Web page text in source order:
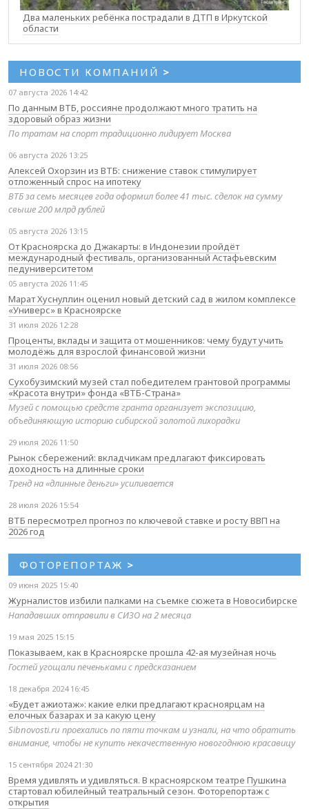
Два маленьких ребёнка пострадали в ДТП в Иркутской
области
НОВОСТИ КОМПАНИЙ >
07 августа 2026 14:42
По данным ВТБ, россияне продолжают много тратить на
здоровый образ жизни
По тратам на спорт традиционно лидирует Москва
06 августа 2026 13:25
Алексей Охорзин из ВТБ: снижение ставок стимулирует
отложенный спрос на ипотеку
ВТБ за семь месяцев года оформил более 41 тыс. сделок на сумму
свыше 200 млрд рублей
05 августа 2026 13:15
От Красноярска до Джакарты: в Индонезии пройдёт
международный фестиваль, организованный Астафьевским
педуниверситетом
05 августа 2026 11:45
Марат Хуснуллин оценил новый детский сад в жилом комплексе
«Универс» в Красноярске
31 июля 2026 12:28
Проценты, вклады и защита от мошенников: чему будут учить
молодёжь для взрослой финансовой жизни
31 июля 2026 08:56
Сухобузимский музей стал победителем грантовой программы
«Красота внутри» фонда «ВТБ-Страна»
Музей с помощью средств гранта организует экспозицию,
объединяющую историю сибирской золотой лихорадки
29 июля 2026 11:50
Рынок сбережений: вкладчикам предлагают фиксировать
доходность на длинные сроки
Тренд на «длинные деньги» усиливается
28 июля 2026 15:54
ВТБ пересмотрел прогноз по ключевой ставке и росту ВВП на
2026 год
ФОТОРЕПОРТАЖ >
09 июня 2025 15:40
Журналистов избили палками на съемке сюжета в Новосибирске
Нападавших отправили в СИЗО на 2 месяца
19 мая 2025 15:15
Показываем, как в Красноярске прошла 42-ая музейная ночь
Гостей угощали печеньками с предсказанием
18 декабря 2024 16:45
«Будет ажиотаж»: какие елки предлагают красноярцам на
елочных базарах и за какую цену
Sibnovosti.ru проехались по пяти точкам и узнали, на что обратить
внимание, чтобы не купить некачественную новогоднюю красавицу
15 сентября 2024 21:30
Время удивлять и удивляться. В красноярском театре Пушкина
стартовал юбилейный театральный сезон. Фоторепортаж с
открытия